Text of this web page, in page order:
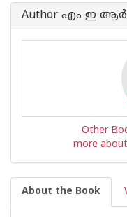
Author എം ഇ
Other
more
About the Book